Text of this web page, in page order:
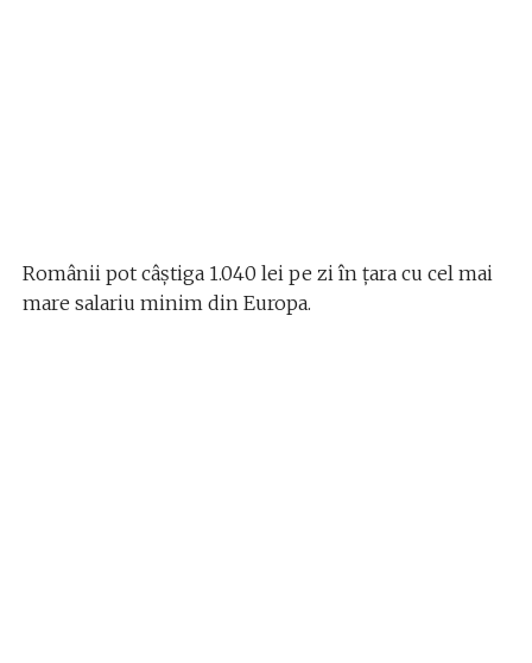
Românii pot câştiga 1.040 lei pe zi în țara cu cel mai
mare salariu minim din Europa.